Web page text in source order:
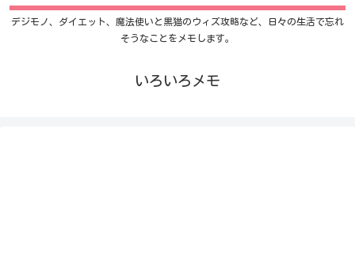
デジモノ、ダイエット、魔法使いと黒猫のウィズ攻略など、日々の生活で忘れ
そうなことをメモします。
いろいろメモ